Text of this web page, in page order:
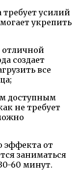
требует усилий
укрепить
отличной
создает
все
доступным
не требует
эффекта от
заниматься
60 минут.